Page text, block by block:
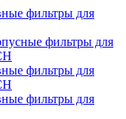
фильтры для
фильтры для
фильтры для
фильтры для